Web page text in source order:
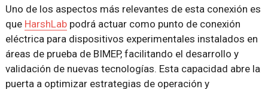
Uno de los aspectos más relevantes de esta conexión es
que HarshLabpodrá actuar como punto de conexión
eléctrica para dispositivos experimentales instalados en
áreas de prueba de BIMEP, facilitando el desarrollo y
validación de nuevas tecnologías. Esta capacidad abre la
puerta a optimizar estrategias de operación y